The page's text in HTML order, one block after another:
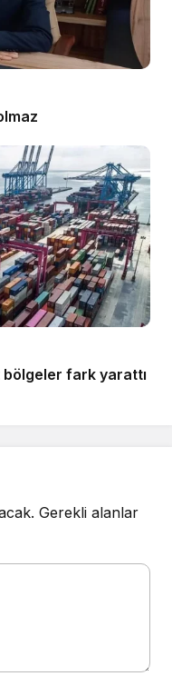
fark yarattı
Gerekli alanlar